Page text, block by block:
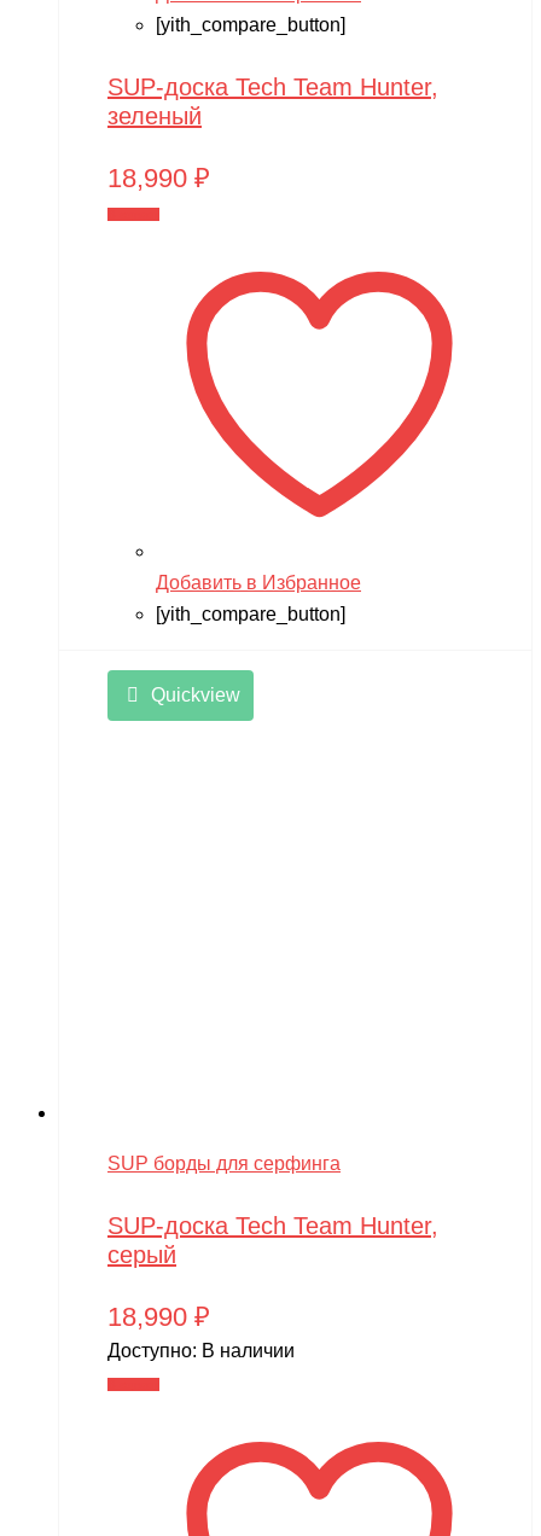
[yith_compare_button]
SUP-доска Tech Team Hunter,
зеленый
18,990 ₽
Добавить в Избранное
[yith_compare_button]
Quickview
SUP борды для серфинга
SUP-доска Tech Team Hunter,
серый
18,990 ₽
Доступно: В наличии